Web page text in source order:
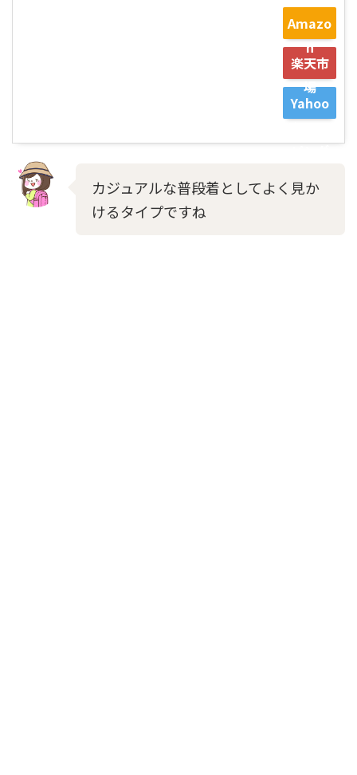
Amazo
n
楽天市
場
Yahoo
カジュアルな普段着としてよく見か
けるタイプですね